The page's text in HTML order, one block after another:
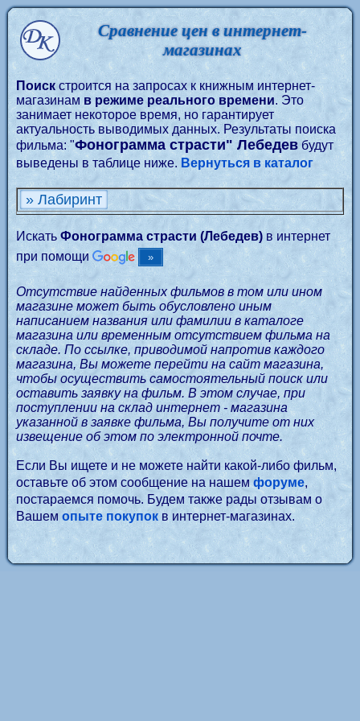
Сравнение цен в интернет-
магазинах
Поиск строится на запросах к книжным интернет-
магазинам в режиме реального времени. Это
занимает некоторое время, но гарантирует
актуальность выводимых данных. Результаты поиска
фильма: "Фонограмма страсти" Лебедев будут
выведены в таблице ниже. Вернуться в каталог
» Лабиринт
Искать Фонограмма страсти (Лебедев)в интернет
при помощи
Отсутствие найденных фильмов в том или ином
магазине может быть обусловлено иным
написанием названия или фамилии в каталоге
магазина или временным отсутствием фильма на
складе. По ссылке, приводимой напротив каждого
магазина, Вы можете перейти на сайт магазина,
чтобы осуществить самостоятельный поиск или
оставить заявку на фильм. В этом случае, при
поступлении на склад интернет - магазина
указанной в заявке фильма, Вы получите от них
извещение об этом по электронной почте.
Если Вы ищете и не можете найти какой-либо фильм,
оставьте об этом сообщение на нашемфоруме,
постараемся помочь. Будем также рады отзывам о
Вашем опыте покупок в интернет-магазинах.